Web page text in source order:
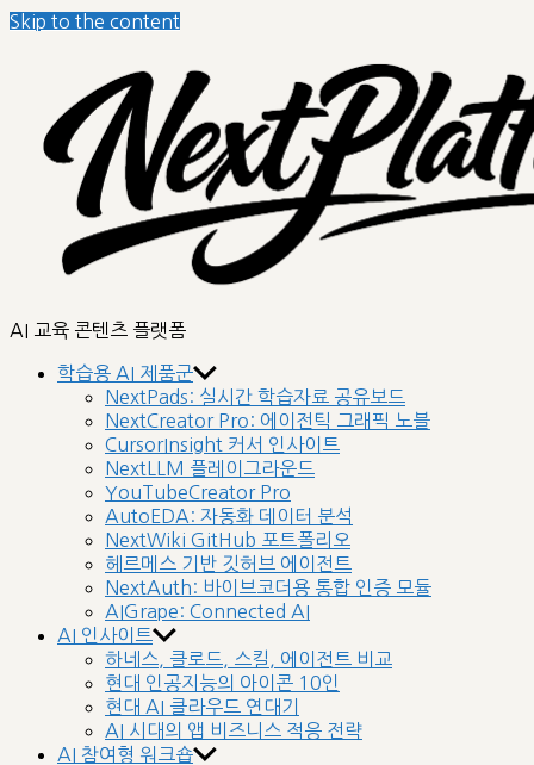
Skip to the content
nextplatform
AI 교육 콘텐츠 플랫폼
학습용 AI 제품군
NextPads: 실시간 학습자료 공유보드
NextCreator Pro: 에이전틱 그래픽 노블
CursorInsight 커서 인사이트
NextLLM 플레이그라운드
YouTubeCreator Pro
AutoEDA: 자동화 데이터 분석
NextWiki GitHub 포트폴리오
헤르메스 기반 깃허브 에이전트
NextAuth: 바이브코더용 통합 인증 모듈
AIGrape: Connected AI
AI 인사이트
하네스, 클로드, 스킬, 에이전트 비교
현대 인공지능의 아이콘 10인
현대 AI 클라우드 연대기
AI 시대의 앱 비즈니스 적응 전략
AI 참여형 워크숍